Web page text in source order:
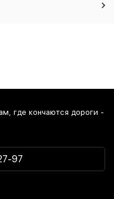
где кончаются дороги -
97